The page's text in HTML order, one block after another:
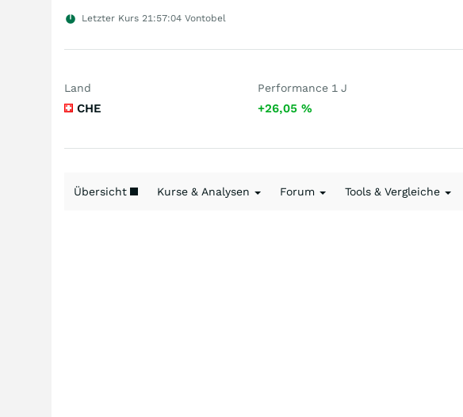
Letzter Kurs 21:57:04 Vontobel
Land
CHE
Performance 1 J
+26,05 %
Übersicht Kurse & Analysen Forum Tools & Vergleiche